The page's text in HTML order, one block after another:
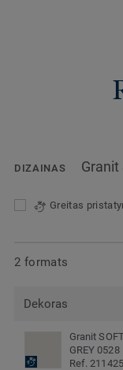
DIZAINAS Granit
Greitas
2 formats
Dekoras
Granit
GREY 0528
Ref.